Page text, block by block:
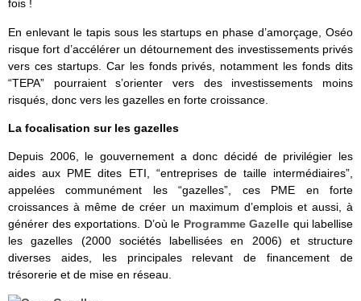
fois !
En enlevant le tapis sous les startups en phase d’amorçage, Oséo
risque fort d’accélérer un détournement des investissements privés
vers ces startups. Car les fonds privés, notamment les fonds dits
“TEPA” pourraient s’orienter vers des investissements moins
risqués, donc vers les gazelles en forte croissance.
La focalisation sur les gazelles
Depuis 2006, le gouvernement a donc décidé de privilégier les
aides aux PME dites ETI, “entreprises de taille intermédiaires”,
appelées communément les “gazelles”, ces PME en forte
croissances à même de créer un maximum d’emplois et aussi, à
générer des exportations. D’où le Programme Gazelle qui labellise
les gazelles (2000 sociétés labellisées en 2006) et structure
diverses aides, les principales relevant de financement de
trésorerie et de mise en réseau.